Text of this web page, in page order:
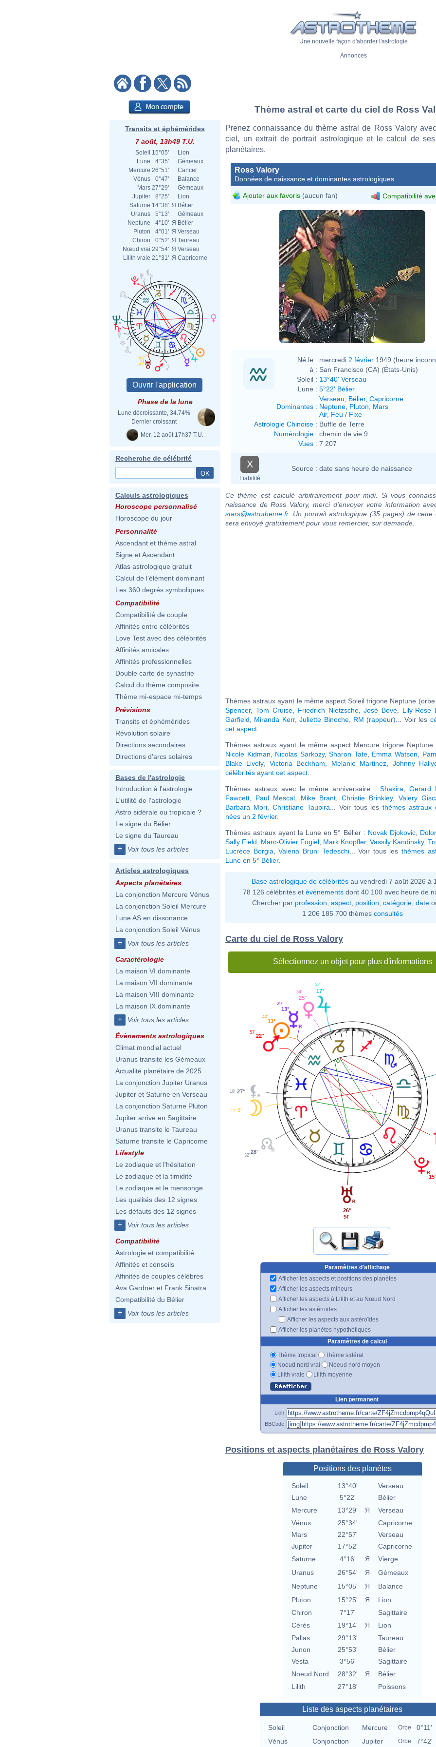
Une nouvelle façon d'aborder l'astrologie
Annonces
Transits et éphémérides
7 août, 13h49 T.U.
Soleil 15°05'
Lion
Lune
4°35'
Gémeaux
Mercure 26°51'
Cancer
Vénus
0°47'
Balance
Mars 27°29'
Gémeaux
Jupiter
8°25'
Lion
Saturne 14°38' Я Bélier
Uranus
5°13'
Gémeaux
Neptune
4°10' Я Bélier
Pluton
4°01' Я Verseau
Chiron
0°52' Я Taureau
Nœud vrai 29°54' Я Verseau
Lilith vraie 21°31' Я Capricorne
Phase de la lune
Lune décroissante, 34.74%
Dernier croissant
Mer. 12 août 17h37 T.U.
Recherche de célébrité
Calculs astrologiques
Horoscope personnalisé
Horoscope du jour
Personnalité
Ascendant et thème astral
Signe et Ascendant
Atlas astrologique gratuit
Calcul de l'élément dominant
Les 360 degrés symboliques
Compatibilité
Compatibilité de couple
Affinités entre célébrités
Love Test avec des célébrités
Affinités amicales
Affinités professionnelles
Double carte de synastrie
Calcul du thème composite
Thème mi-espace mi-temps
Prévisions
Transits et éphémérides
Révolution solaire
Directions secondaires
Directions d'arcs solaires
Bases de l'astrologie
Introduction à l'astrologie
L'utilité de l'astrologie
Astro sidérale ou tropicale ?
Le signe du Bélier
Le signe du Taureau
+ Voir tous les articles
Articles astrologiques
Aspects planétaires
La conjonction Mercure Vénus
La conjonction Soleil Mercure
Lune AS en dissonance
La conjonction Soleil Vénus
+ Voir tous les articles
Caractérologie
La maison VI dominante
La maison VII dominante
La maison VIII dominante
La maison IX dominante
+ Voir tous les articles
Évènements astrologiques
Climat mondial actuel
Uranus transite les Gémeaux
Actualité planétaire de 2025
La conjonction Jupiter Uranus
Jupiter et Saturne en Verseau
La conjonction Saturne Pluton
Jupiter arrive en Sagittaire
Uranus transite le Taureau
Saturne transite le Capricorne
Lifestyle
Le zodiaque et l'hésitation
Le zodiaque et la timidité
Le zodiaque et le mensonge
Les qualités des 12 signes
Les défauts des 12 signes
+ Voir tous les articles
Compatibilité
Astrologie et compatibilité
Affinités et conseils
Affinités de couples célèbres
Ava Gardner et Frank Sinatra
Compatibilité du Bélier
+ Voir tous les articles
Thème astral et carte du ciel de Ross
Prenez connaissance du thème astral de Ross Valory
ciel, un extrait de portrait astrologique et le calcul de
planétaires.
Ross Valory
Données de naissance et dominantes astrologiques
Ajouter aux favoris (aucun fan) Compatibilité
Né le : mercredi 2 février 1949 (heure
à : San Francisco (CA) (États-Unis)
Soleil : 13°40' Verseau
Lune : 5°22' Bélier
Dominantes :
Verseau Bélier, Capricorne
Neptune Pluton
Mars
Air, Feu / Fixe
Astrologie Chinoise : Buffle de Terre
Numérologie : chemin de vie 9
Vues : 7 207
X
Fiabilité
Source : date sans heure de naissance
Ce thème est calculé arbitrairement pour midi. Si vous
naissance de Ross Valory, merci d'envoyer votre information
stars@astrotheme.fr. Un portrait astrologique (35 pages) de cette
sera envoyé gratuitement pour vous remercier, sur demande.
Thèmes astraux ayant le même aspect Soleil trigone Neptune (orbe
Spencer, Tom Cruise, Friedrich Nietzsche,José Bové Lily-Rose
Garfield
Miranda Kerr,Juliette Binoche, RM (rappeur) ... Voir les
cet aspect
Thèmes astraux ayant le même aspect Mercure trigone Neptune
Nicole Kidman
Nicolas Sarkozy,Sharon Tate, Emma Watson
Blake Lively, Victoria Beckham Melanie Martinez Johnny
célébrités ayant cet aspect
Thèmes astraux avec le même anniversaire : Shakira Gerard
Fawcett
Paul Mescal Mike Brant Christie Brinkley, Valery
Barbara Mori, Christiane Taubira ... Voir tous lesthèmes astraux
nées un 2 février.
Thèmes astraux ayant la Lune en 5° Bélier : Novak Djokovic,
Sally Field
Marc-Olivier Fogiel Mark Knopfler, Vassily Kandinsky,
Lucrèce Borgia ,Valeria Bruni Tedeschi... Voir tous lesthèmes
Lune en 5° Bélier.
Base astrologique de célébrités au vendredi 7 août 2026 à
78 126 célébrités et évènements dont 40 100 avec heure de
Chercher par profession aspect position catégorie date
1 206 185 700 thèmes consultés
Carte du ciel de Ross Valory
Sélectionnez un objet pour plus d'informations
17°
52'
25°
34'
13°
29'
13°
40'
22°
57'
27°
18'
5°
22'
28°
32'
26°
54'
15°
Paramètres d'affichage
Afficher les aspects et positions des planètes
Afficher les aspects mineurs
Afficher les aspects à Lilith et au Nœud Nord
Afficher les astéroïdes
Afficher les aspects aux astéroïdes
Afficher les planètes hypothétiques
Paramètres de calcul
Thème tropical
Thème sidéral
Noeud nord vrai
Noeud nord moyen
Lilith vraie
Lilith moyenne
Lien permanent
Lien
BBCode
Positions et aspects planétaires de Ross Valory
Positions des planètes
Soleil 13°40'
Verseau
Lune
5°22'
Bélier
Mercure
13°29' Я
Verseau
Vénus
25°34'
Capricorne
Mars
22°57'
Verseau
Jupiter
17°52'
Capricorne
Saturne
4°16' Я
Vierge
Uranus
26°54' Я
Gémeaux
Neptune
15°05' Я
Balance
Pluton
15°25' Я
Lion
Chiron
7°17'
Sagittaire
Cérès
19°14' Я
Lion
Pallas
29°13'
Taureau
Junon
25°53'
Bélier
Vesta
3°56'
Sagittaire
Noeud Nord
28°32' Я
Bélier
Lilith
27°18' Poissons
Liste des aspects planétaires
Soleil Conjonction Mercure Orbe
0°11'
Vénus
Conjonction Jupiter Orbe 7°42'